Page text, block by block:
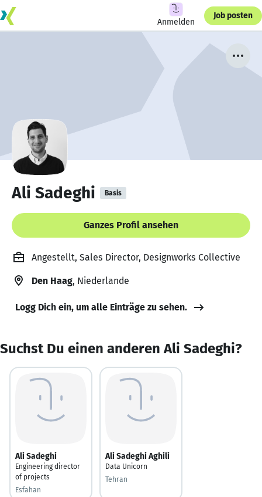
Anmelden
Job posten
Ali Sadeghi Basis
Ganzes Profil ansehen
Angestellt, Sales Director, Designworks Collective
Den Haag, Niederlande
Logg Dich ein, um alle Einträge zu sehen.
Suchst Du einen anderen Ali Sadeghi?
Ali Sadeghi
Engineering director
of projects
Esfahan
Ali Sadeghi Aghili
Data Unicorn
Tehran